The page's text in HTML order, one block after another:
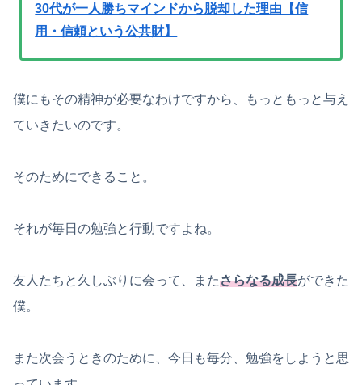
30代が一人勝ちマインドから脱却した理由【信
用・信頼という公共財】
僕にもその精神が必要なわけですから、もっともっと与え
ていきたいのです。
そのためにできること。
それが毎日の勉強と行動ですよね。
友人たちと久しぶりに会って、またさらなる成長ができた
僕。
また次会うときのために、今日も毎分、勉強をしようと思